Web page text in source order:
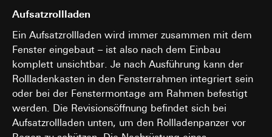
Aufsatzrollladen
Ein Aufsatzrollladen wird immer zusammen mit dem
Fenster eingebaut – ist also nach dem Einbau
komplett unsichtbar. Je nach Ausführung kann der
Rollladenkasten in den Fensterrahmen integriert sein
oder bei der Fenstermontage am Rahmen befestigt
werden. Die Revisionsöffnung befindet sich bei
Aufsatzrollladen unten, um den Rollladenpanzer vor
Vimeo
Datenverarbeitungszwecke: Darstellung von Videos
Kategorien personenbezogener Daten:
Privatkundenseite: IP-Adresse (anonymisiert),
des Websitebesuchers auf der Website, vom Nutzer
getätigte Mausbewegungen
Drittlandübermittlung:
Drittland: USA
Standardvertragsklauseln, Kopie zu erfragen bei
Gira Giersiepen GmbH & Co. KG, Einwilligung gem. Art.
Abs. 1 lit. a DSGVO
Lebensdauer des Cookies: 12 Monate
LinkedIn Insight Tag